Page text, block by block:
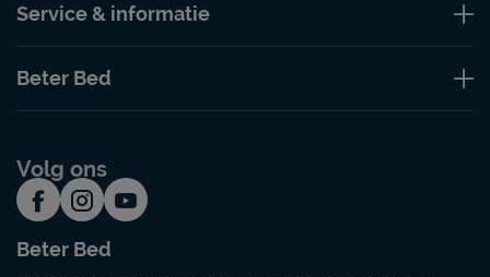
Service & informatie
Beter Bed
Volg ons
Beter Bed